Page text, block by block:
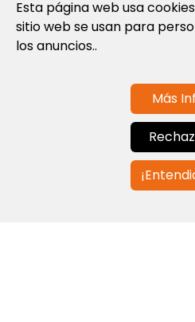
Política de cookies
Contáctanos
info@globalagents.net
Esta página web usa
sitio web se usan para
los anuncios..
Más